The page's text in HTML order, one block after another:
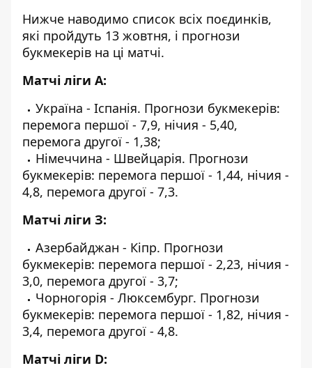
Нижче наводимо список всіх поєдинків,
які пройдуть 13 жовтня, і прогнози
букмекерів на ці матчі.
Матчі ліги А:
Україна - Іспанія. Прогнози букмекерів:
перемога першої - 7,9, нічия - 5,40,
перемога другої - 1,38;
Німеччина - Швейцарія. Прогнози
букмекерів: перемога першої - 1,44, нічия -
4,8, перемога другої - 7,3.
Матчі ліги З:
Азербайджан - Кіпр. Прогнози
букмекерів: перемога першої - 2,23, нічия -
3,0, перемога другої - 3,7;
Чорногорія - Люксембург. Прогнози
букмекерів: перемога першої - 1,82, нічия -
3,4, перемога другої - 4,8.
Матчі ліги D: